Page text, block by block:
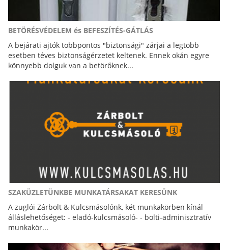
BETÖRÉSVÉDELEM és BEFESZÍTÉS-GÁTLÁS
A bejárati ajtók többpontos "biztonsági" zárjai a legtöbb
esetben téves biztonságérzetet keltenek. Ennek okán egyre
könnyebb dolguk van a betörőknek...
SZAKÜZLETÜNKBE MUNKATÁRSAKAT KERESÜNK
A zuglói Zárbolt & Kulcsmásolónk, két munkakörben kínál
álláslehetőséget: - eladó-kulcsmásoló- - bolti-adminisztratív
munkakör...